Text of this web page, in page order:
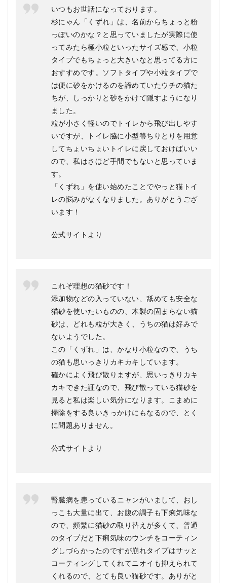
いつもお世話になっております。
杉にゃん「くずれ」は、名前からちょっと粉
っぽいのかな？と思っていましたが実際に使
ってみたら極小粒といったサイズ感で、小粒
タイプでもちょっと大きいなと思ってる方に
おすすめです。ソフトタイプや小粒タイプで
は便に砂をかけるのを諦めていたウチの猫た
ちが、しっかりと砂をかけて隠すようになり
ました。
粒が小さく軽いのでトイレから飛び出しやす
いですが、トイレ脇に小型箒ちりとりを用意
してちょいちょいトイレに戻しておけばいい
ので、私はさほど手間でもないと思っていま
す。
「くずれ」を使い始めたことでやっと猫トイ
レの悩みがなくなりました。ありがとうござ
います！
公式サイトより
これぞ理想の猫砂です！
添加物などの入っていない、舐めても安全な
猫砂を使いたいものの、木製の固まらない猫
砂は、どれも粒が大きく、うちの猫は好みで
ないようでした。
この「くずれ」は、かなり小粒なので、うち
の猫も思いっきりカキカキしています。
確かによく飛び散りますが、思いっきりカキ
カキできた証なので、飛び散っている猫砂を
見ると私は楽しい気分になります。こまめに
掃除をする良いきっかけにもなるので、とく
に問題ありません。
公式サイトより
腎臓病を患っているニャンがいまして、おし
っこも大量に出て、お腹の調子も下痢気味な
ので、頻繁に猫砂の取り替えが多くて、普通
のタイプだと下痢気味のウンチをコーティン
グしづらかったのですが崩れタイプはサッと
コーティングしてくれてニオイも抑えられて
くれるので、とても良い猫砂です。ありがと